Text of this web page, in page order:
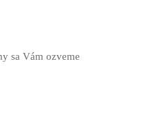
sa Vám ozveme